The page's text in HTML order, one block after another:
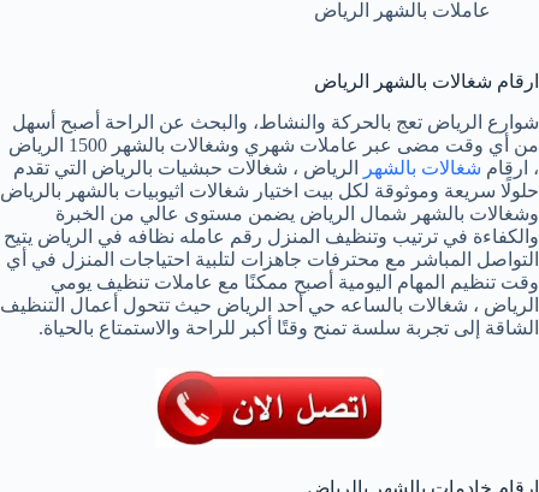
عاملات بالشهر الرياض
ارقام شغالات بالشهر الرياض
شوارع الرياض تعج بالحركة والنشاط، والبحث عن الراحة أصبح أسهل
من أي وقت مضى عبر عاملات شهري وشغالات بالشهر 1500 الرياض
، ارقام شغالات بالشهر
الرياض ، شغالات حبشيات بالرياض التي تقدم
حلولًا سريعة وموثوقة لكل بيت اختيار شغالات اثيوبيات بالشهر بالرياض
وشغالات بالشهر شمال الرياض يضمن مستوى عالي من الخبرة
والكفاءة في ترتيب وتنظيف المنزل رقم عامله نظافه في الرياض يتيح
التواصل المباشر مع محترفات جاهزات لتلبية احتياجات المنزل في أي
وقت تنظيم المهام اليومية أصبح ممكنًا مع عاملات تنظيف يومي
الرياض ، شغالات بالساعه حي أحد الرياض حيث تتحول أعمال التنظيف
الشاقة إلى تجربة سلسة تمنح وقتًا أكبر للراحة والاستمتاع بالحياة.
ارقام خادمات بالشهر بالرياض